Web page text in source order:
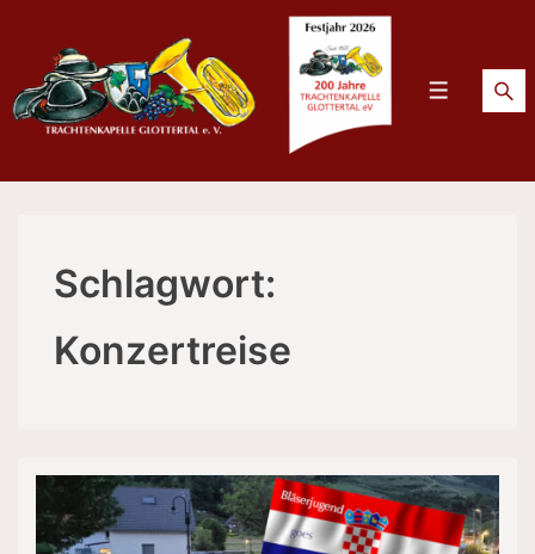
Inhalt
Menü
Schlagwort:
Konzertreise